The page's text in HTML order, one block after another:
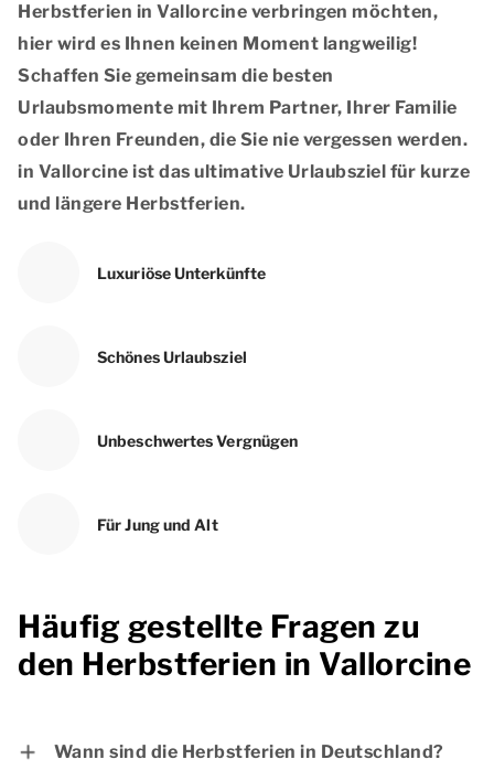
Herbstferien in Vallorcine verbringen möchten,
hier wird es Ihnen keinen Moment langweilig!
Schaffen Sie gemeinsam die besten
Urlaubsmomente mit Ihrem Partner, Ihrer Familie
oder Ihren Freunden, die Sie nie vergessen werden.
in Vallorcine ist das ultimative Urlaubsziel für kurze
und längere Herbstferien.
Luxuriöse Unterkünfte
Schönes Urlaubsziel
Unbeschwertes Vergnügen
Für Jung und Alt
Häufig gestellte Fragen zu
den Herbstferien in Vallorcine
Wann sind die Herbstferien in Deutschland?